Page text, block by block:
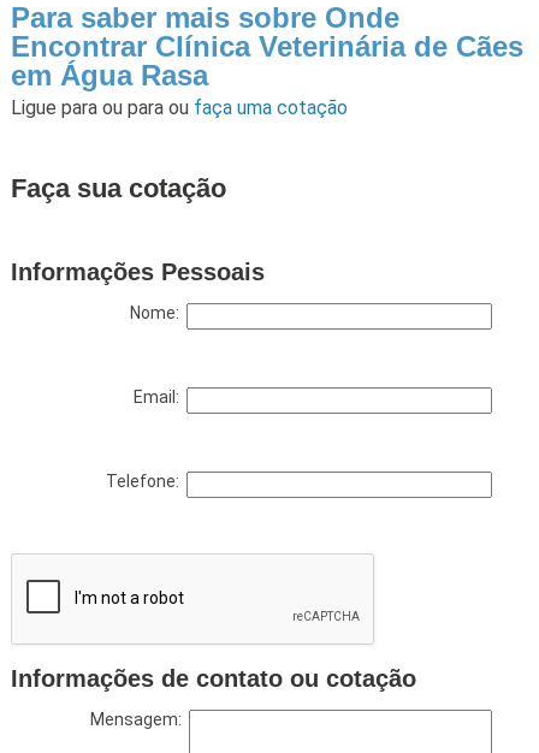
Para saber mais sobre Onde
Encontrar Clínica Veterinária de Cães
em Água Rasa
Ligue para ou para ou faça uma cotação
Faça sua cotação
Informações Pessoais
Nome:
Email:
Telefone:
Informações de contato ou cotação
Mensagem: